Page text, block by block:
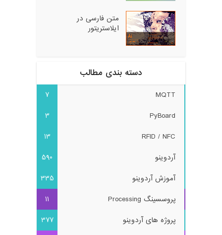
متن فارسی در
ایلاستریتور
دسته بندی مطالب
MQTT
7
PyBoard
3
RFID / NFC
13
آردوینو
590
آموزش آردوینو
335
پروسسینگ Processing
11
پروژه های آردوینو
377